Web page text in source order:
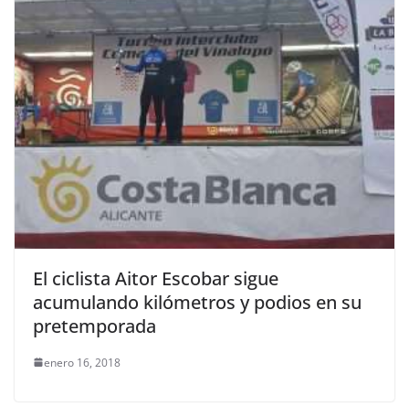
El ciclista Aitor Escobar sigue
acumulando kilómetros y podios en su
pretemporada
enero 16, 2018